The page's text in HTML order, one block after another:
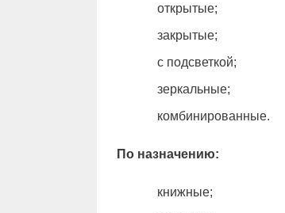
открытые;
закрытые;
с подсветкой;
зеркальные;
комбинированные.
По назначению:
книжные;